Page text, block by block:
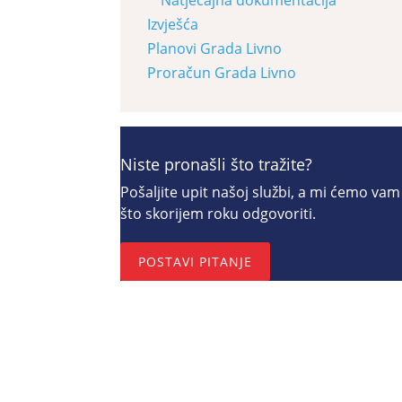
Izvješća
Planovi Grada Livno
Proračun Grada Livno
Niste pronašli što tražite?
Pošaljite upit našoj službi, a mi ćemo
što skorijem roku odgovoriti.
POSTAVI PITANJE